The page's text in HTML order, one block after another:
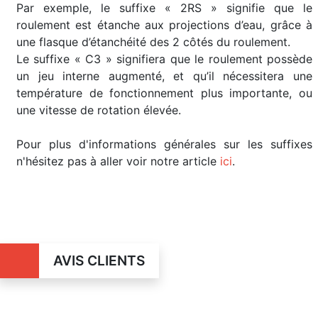
Par exemple, le suffixe « 2RS » signifie que le
roulement est étanche aux projections d’eau, grâce à
une flasque d’étanchéité des 2 côtés du roulement.
Le suffixe « C3 » signifiera que le roulement possède
un jeu interne augmenté, et qu’il nécessitera une
température de fonctionnement plus importante, ou
une vitesse de rotation élevée.
Pour plus d'informations générales sur les suffixes
n'hésitez pas à aller voir notre article ici.
AVIS CLIENTS